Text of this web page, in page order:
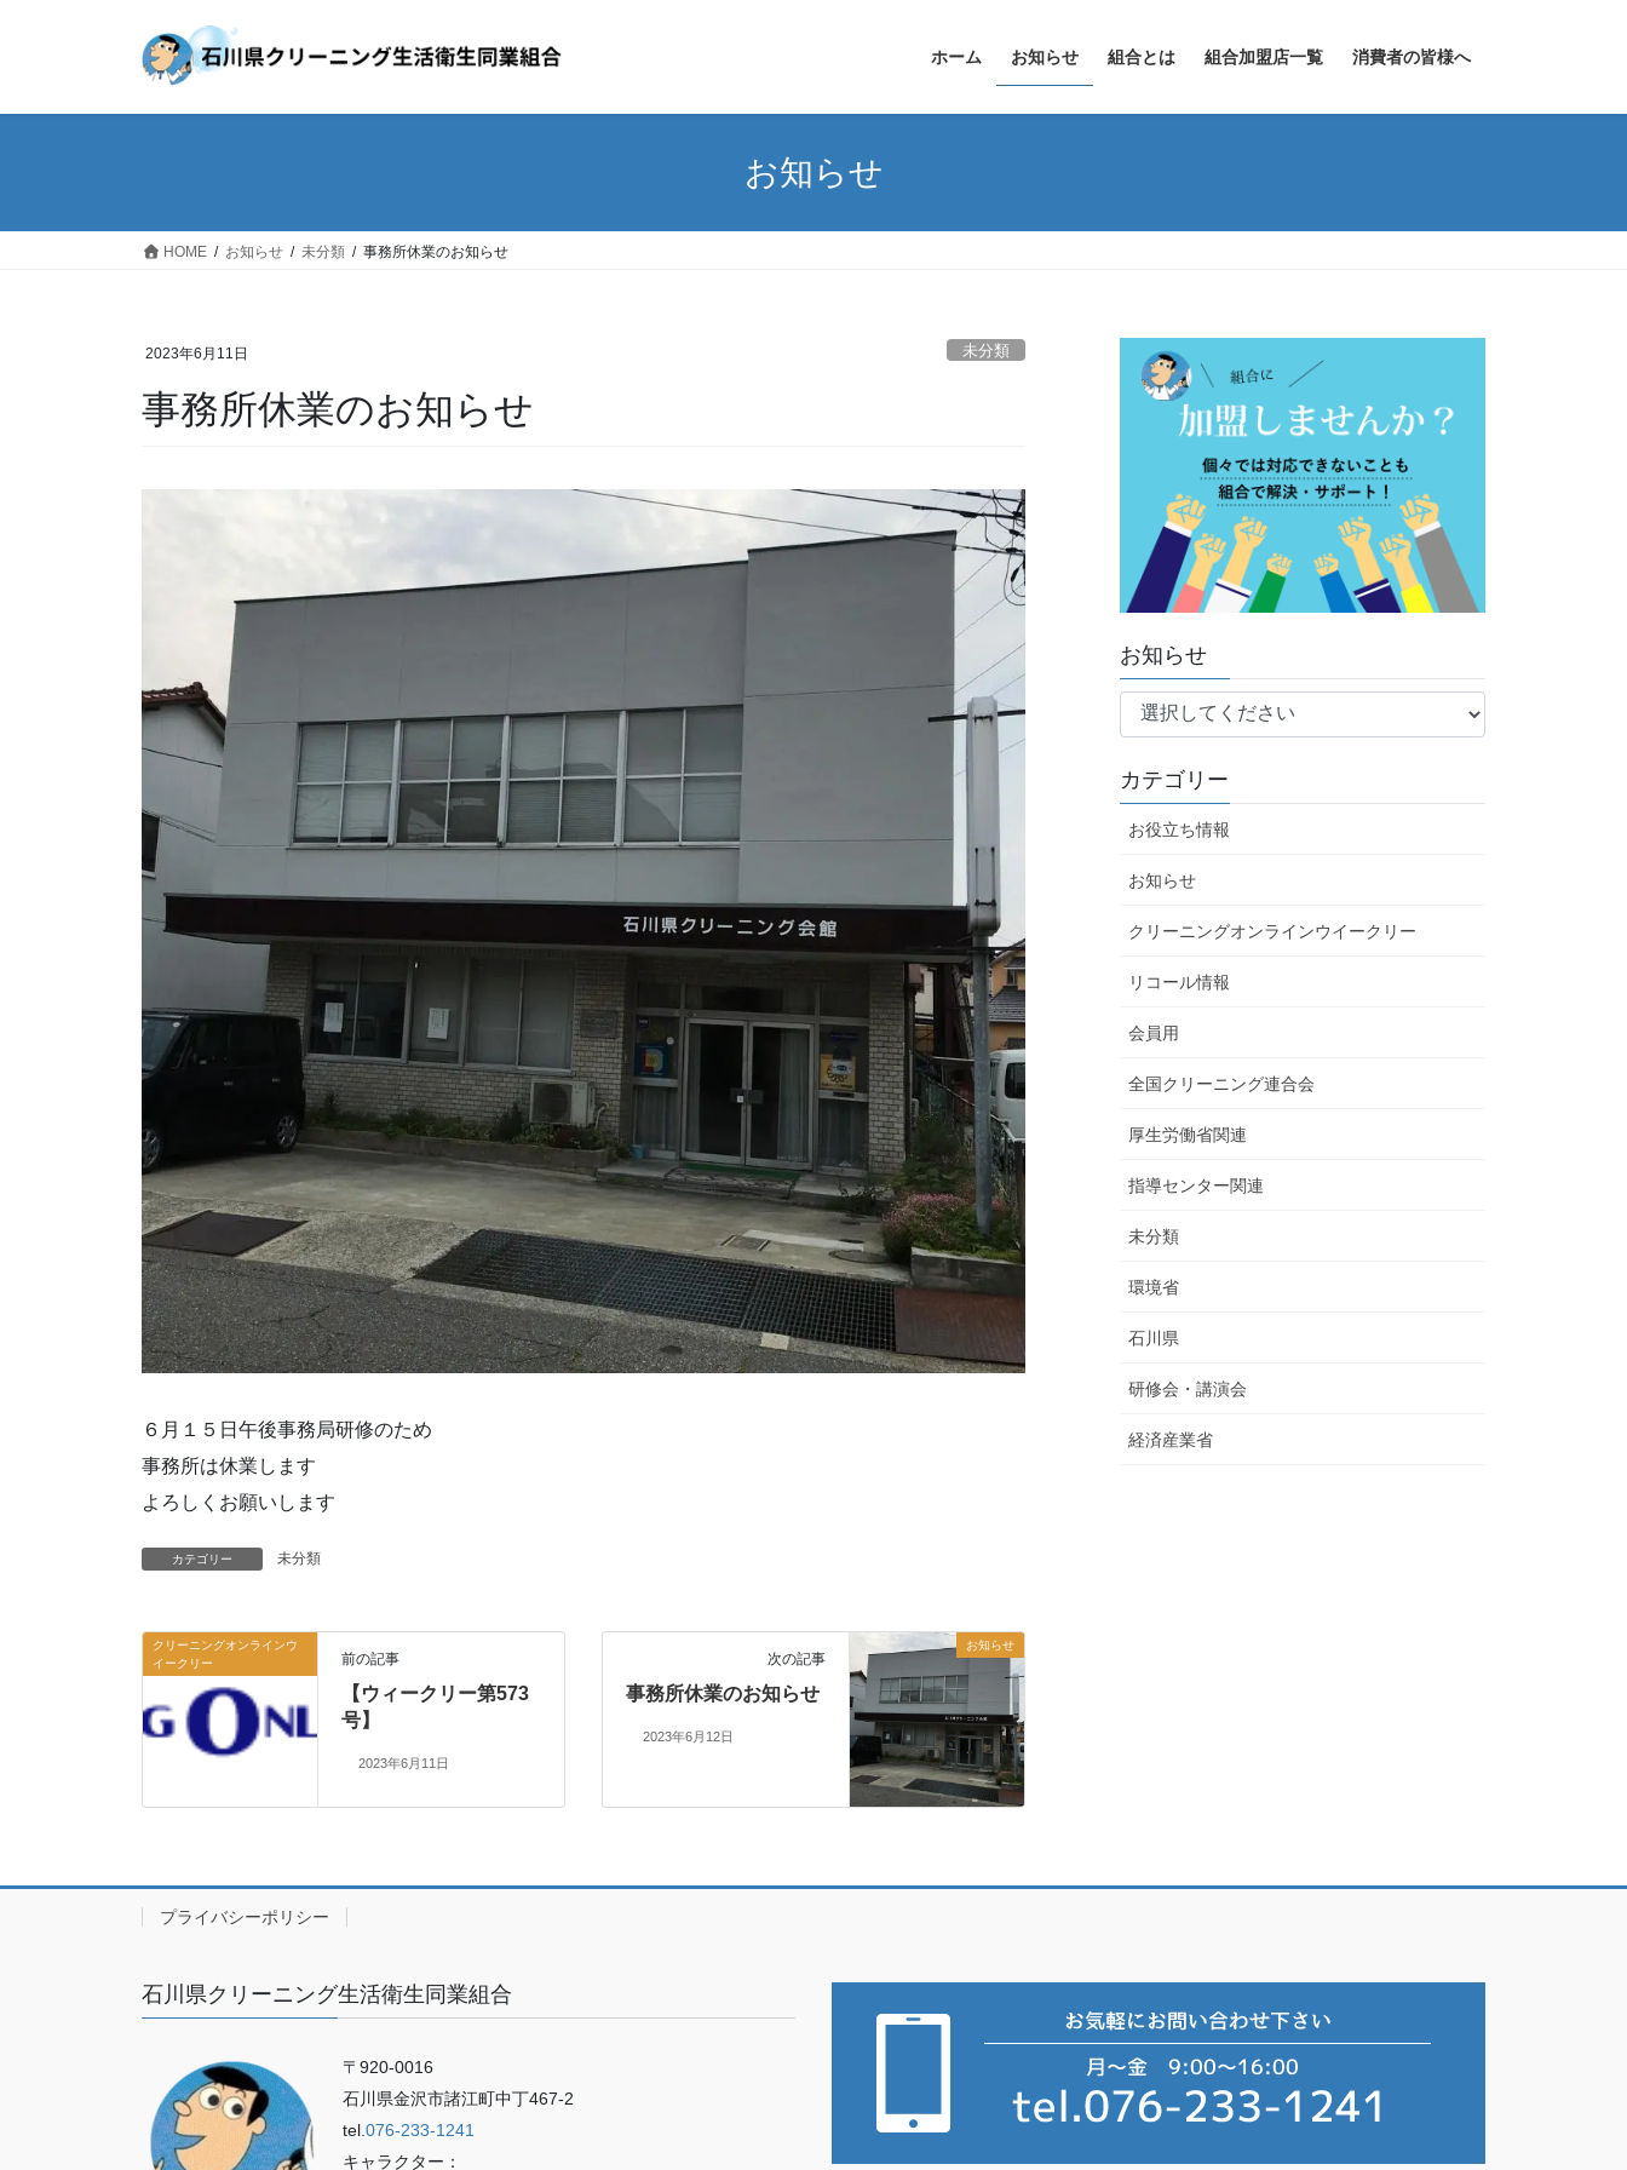
ホーム お知らせ 組合とは 組合加盟店一覧 消費者の皆様へ
お知らせ
HOME お知らせ 未分類 事務所休業のお知らせ
2023年6月11日 未分類
事務所休業のお知らせ
６月１５日午後事務局研修のため
事務所は休業します
よろしくお願いします
カテゴリー 未分類
クリーニングオンラインウ
イークリー
前の記事
【ウィークリー第573
号】
2023年6月11日
お知らせ
次の記事
事務所休業のお知らせ
2023年6月12日
お知らせ
カテゴリー
お役立ち情報
お知らせ
クリーニングオンラインウイークリー
リコール情報
会員用
全国クリーニング連合会
厚生労働省関連
指導センター関連
未分類
環境省
石川県
研修会・講演会
経済産業省
プライバシーポリシー
石川県クリーニング生活衛生同業組合
〒920-0016
石川県金沢市諸江町中丁467-2
tel. 076-233-1241
キャラクター：